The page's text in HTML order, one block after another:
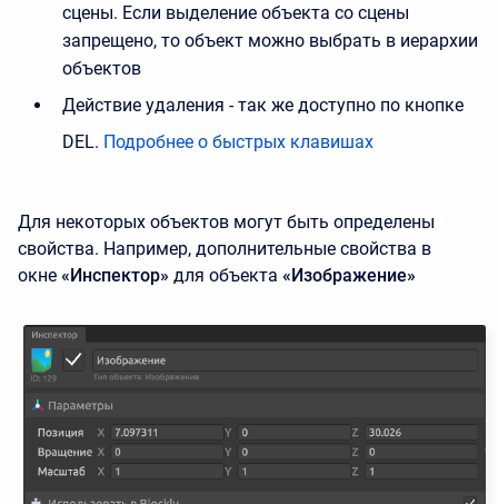
сцены. Если выделение объекта со сцены
запрещено, то объект можно выбрать в иерархии
объектов
Действие удаления - так же доступно по кнопке
DEL. Подробнее о быстрых клавишах
Для некоторых объектов могут быть определены
свойства. Например, дополнительные свойства в
окне «Инспектор» для объекта «Изображение»